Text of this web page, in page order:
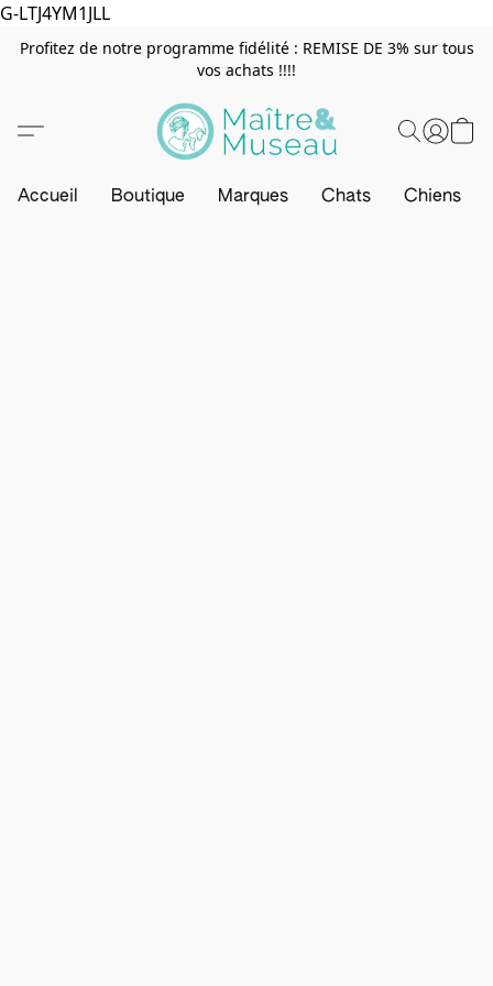
G-LTJ4YM1JLL
Profitez de notre programme fidélité : REMISE DE 3% sur tous
vos achats !!!!
Accueil Boutique Marques Chats Chiens